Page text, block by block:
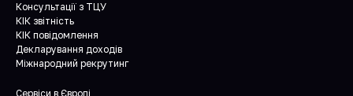
Консультації з ТЦУ
КІК звітність
КІК повідомлення
Декларування доходів
Міжнародний рекрутинг
Сервіси в Європі